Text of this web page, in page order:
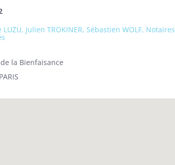
LUZU, Julien TROKINER, Sébastien WOLF, Notaires
la Bienfaisance